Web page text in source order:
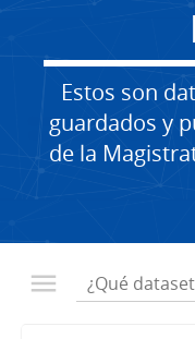
Estos son
guardados y
de la